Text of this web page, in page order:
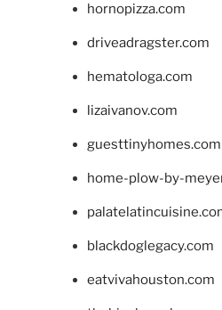
hornopizza.com
driveadragster.com
hematologa.com
lizaivanov.com
guesttinyhomes.com
home-plow-by-
blackdoglegacy.com
eatvivahouston.com